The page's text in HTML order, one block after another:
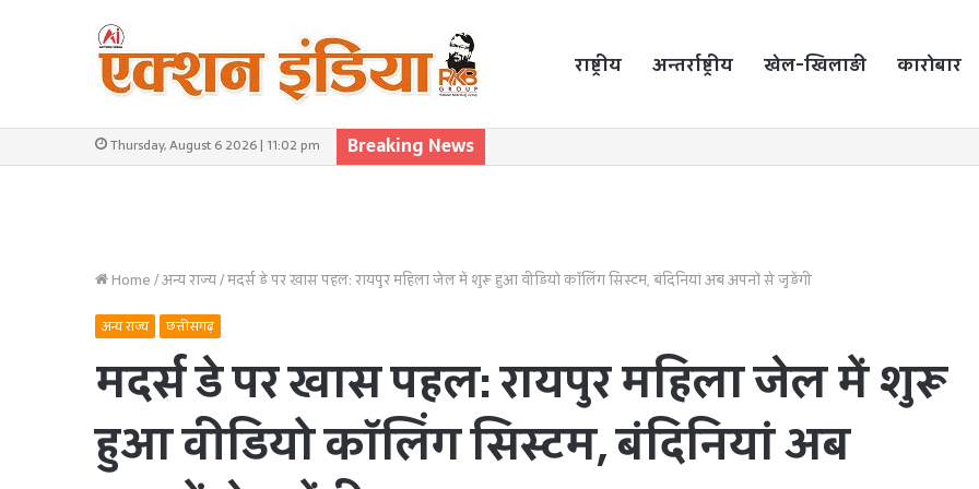
होम
राष्ट्रीय अन्तर्राष्ट्रीय खेल-खिलाड़ी कारोबार
Thursday, August 6 2026 | 11:02 pm Breaking News
Home/अन्य राज्य/मदर्स डे पर खास पहल: रायपुर महिला जेल में शुरू हुआ वीडियो कॉलिंग सिस्टम, बंदिनियां अब अपनों से जुड़ेंगी
अन्य राज्य छत्तीसगढ़
मदर्स डे पर खास पहल: रायपुर महिला जेल में शुरू
हुआ वीडियो कॉलिंग सिस्टम, बंदिनियां अब